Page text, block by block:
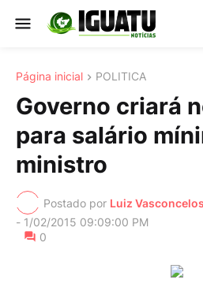
Página inicial POLITICA
Governo criará
para salário
ministro
Postado por Luiz Vasconcelos
- 1/02/2015 09:09:00 PM
0